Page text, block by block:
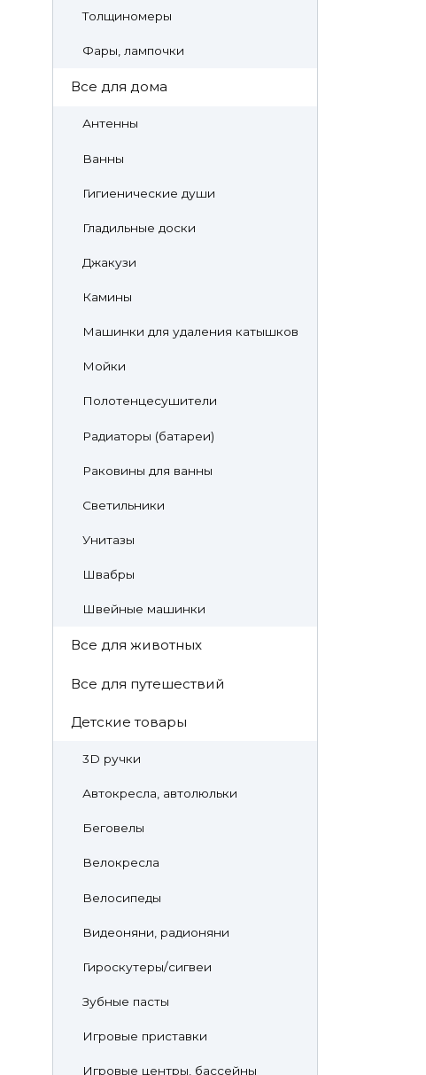
Толщиномеры
Фары, лампочки
Все для дома
Антенны
Ванны
Гигиенические души
Гладильные доски
Джакузи
Камины
Машинки для удаления катышков
Мойки
Полотенцесушители
Радиаторы (батареи)
Раковины для ванны
Светильники
Унитазы
Швабры
Швейные машинки
Все для животных
Все для путешествий
Детские товары
3D ручки
Автокресла, автолюльки
Беговелы
Велокресла
Велосипеды
Видеоняни, радионяни
Гироскутеры/сигвеи
Зубные пасты
Игровые приставки
Игровые центры, бассейны